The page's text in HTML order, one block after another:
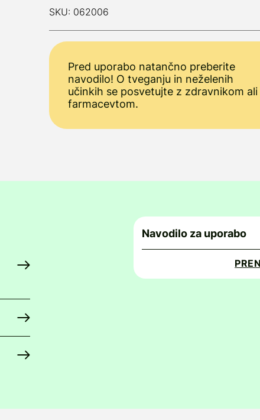
SKU: 062006
Pred uporabo natančno preberite
navodilo! O tveganju in neželenih
učinkih se posvetujte z zdravnikom ali
farmacevtom.
Navodilo za uporabo